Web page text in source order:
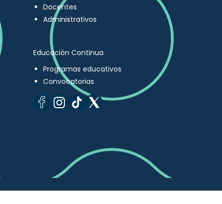
Docentes
Administrativos
Educación Continua
Programas educativos
Convocatorias